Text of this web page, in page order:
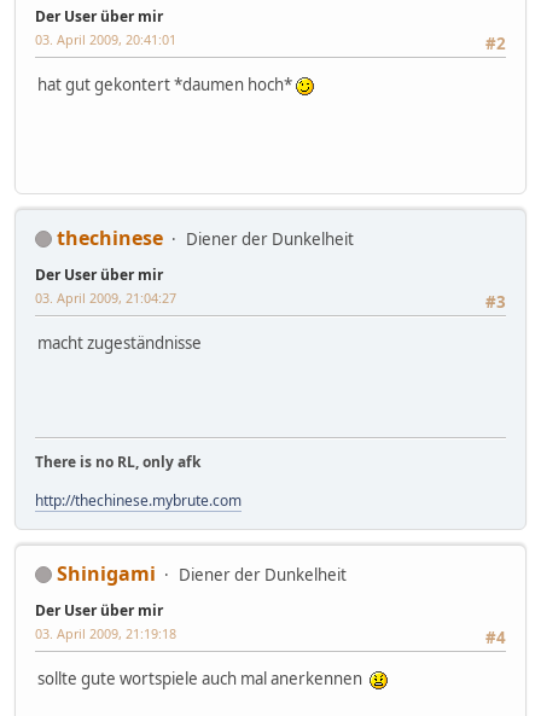
Der User über mir
#2
03. April 2009, 20:41:01
hat gut gekontert *daumen hoch*
thechinese Diener der Dunkelheit
Der User über mir
#3
03. April 2009, 21:04:27
macht zugeständnisse
There is no RL, only afk
http://thechinese.mybrute.com
Shinigami Diener der Dunkelheit
Der User über mir
#4
03. April 2009, 21:19:18
sollte gute wortspiele auch mal anerkennen